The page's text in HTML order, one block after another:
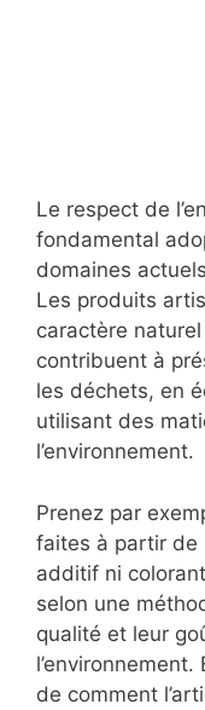
Le respect de
fondamental
domaines
Les produits
caractère
contribuent à
les déchets, en
utilisant des
l’environnement.
Prenez par
faites à partir de
additif ni
selon une
qualité et leur
de comment